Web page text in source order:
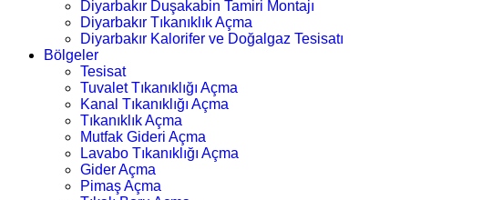
Diyarbakır Duşakabin Tamiri Montajı
Diyarbakır Tıkanıklık Açma
Diyarbakır Kalorifer ve Doğalgaz Tesisatı
Bölgeler
Tesisat
Tuvalet Tıkanıklığı Açma
Kanal Tıkanıklığı Açma
Tıkanıklık Açma
Mutfak Gideri Açma
Lavabo Tıkanıklığı Açma
Gider Açma
Pimaş Açma